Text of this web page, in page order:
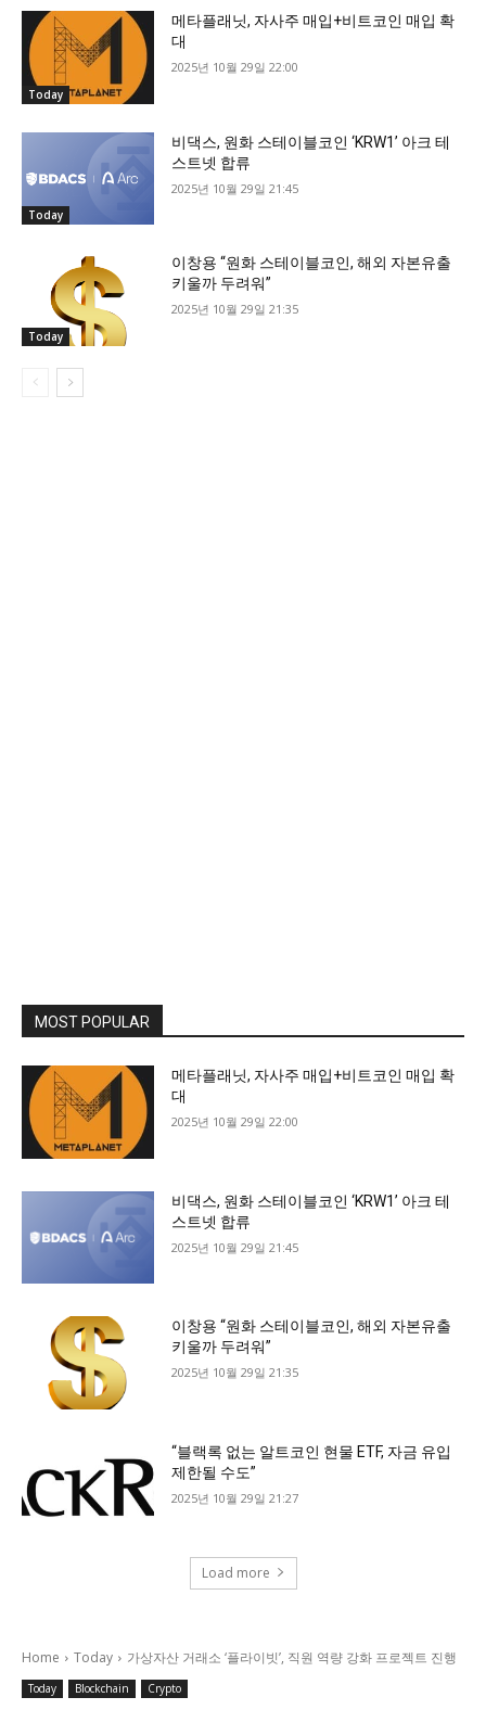
Today
메타플래닛, 자사주 매입+비트코인 매입 확
대
2025년 10월 29일 22:00
Today
비댁스, 원화 스테이블코인 ‘KRW1’ 아크 테
스트넷 합류
2025년 10월 29일 21:45
Today
이창용 “원화 스테이블코인, 해외 자본유출
키울까 두려워”
2025년 10월 29일 21:35
MOST POPULAR
메타플래닛, 자사주 매입+비트코인 매입 확
대
2025년 10월 29일 22:00
비댁스, 원화 스테이블코인 ‘KRW1’ 아크 테
스트넷 합류
2025년 10월 29일 21:45
이창용 “원화 스테이블코인, 해외 자본유출
키울까 두려워”
2025년 10월 29일 21:35
“블랙록 없는 알트코인 현물 ETF, 자금 유입
제한될 수도”
2025년 10월 29일 21:27
Load more